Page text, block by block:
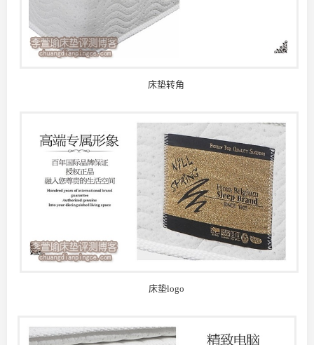
床垫转角
床垫logo